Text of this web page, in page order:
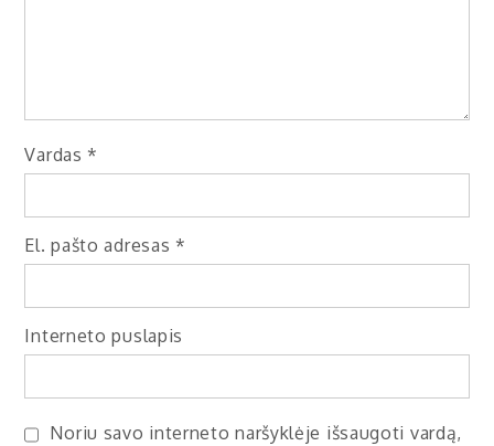
Vardas *
El. pašto adresas *
Interneto puslapis
Noriu savo interneto naršyklėje išsaugoti vardą,